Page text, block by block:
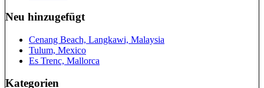
Neu hinzugefügt
Cenang Beach, Langkawi, Malaysia
Tulum, Mexico
Es Trenc, Mallorca
Kategorien